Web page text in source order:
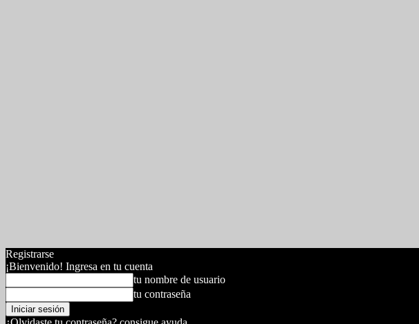
Registrarse
¡Bienvenido! Ingresa en tu cuenta
tu nombre de usuario
tu contraseña